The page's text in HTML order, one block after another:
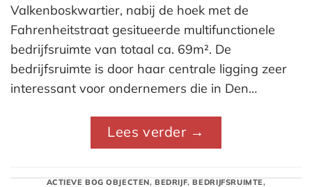
Valkenboskwartier, nabij de hoek met de
Fahrenheitstraat gesitueerde multifunctionele
bedrijfsruimte van totaal ca. 69m². De
bedrijfsruimte is door haar centrale ligging zeer
interessant voor ondernemers die in Den…
Lees verder →
ACTIEVE BOG OBJECTEN, BEDRIJF,BEDRIJFSRUIMTE,